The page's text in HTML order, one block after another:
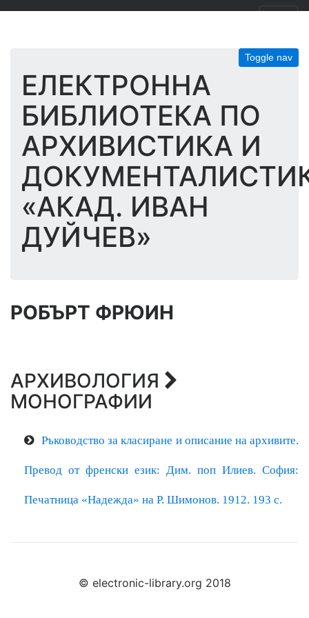
Toggle nav
ЕЛЕКТРОННА
БИБЛИОТЕКА ПО
АРХИВИСТИКА И
«АКАД. ИВАН
ДУЙЧЕВ»
РОБЪРТ ФРЮИН
АРХИВОЛОГИЯ
МОНОГРАФИИ
Ръководство за класиране и описание на архивите.
Превод от френски език: Дим. поп Илиев. София:
Печатница «Надежда» на Р. Шимонов. 1912. 193 с.
© electronic-library.org 2018